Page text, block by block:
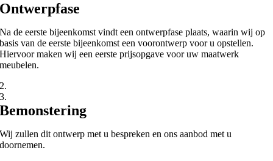
Ontwerpfase
Na de eerste bijeenkomst vindt een ontwerpfase plaats, waarin wij op
basis van de eerste bijeenkomst een voorontwerp voor u opstellen.
Hiervoor maken wij een eerste prijsopgave voor uw maatwerk
meubelen.
2.
3.
Bemonstering
Wij zullen dit ontwerp met u bespreken en ons aanbod met u
doornemen.